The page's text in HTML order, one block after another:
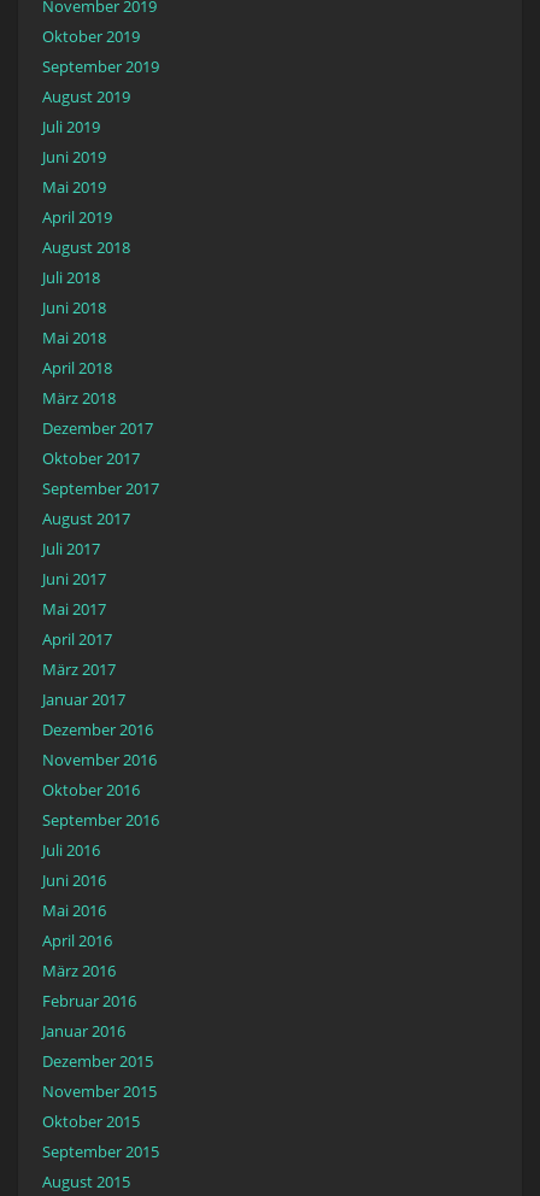
November 2019
Oktober 2019
September 2019
August 2019
Juli 2019
Juni 2019
Mai 2019
April 2019
August 2018
Juli 2018
Juni 2018
Mai 2018
April 2018
März 2018
Dezember 2017
Oktober 2017
September 2017
August 2017
Juli 2017
Juni 2017
Mai 2017
April 2017
März 2017
Januar 2017
Dezember 2016
November 2016
Oktober 2016
September 2016
Juli 2016
Juni 2016
Mai 2016
April 2016
März 2016
Februar 2016
Januar 2016
Dezember 2015
November 2015
Oktober 2015
September 2015
August 2015